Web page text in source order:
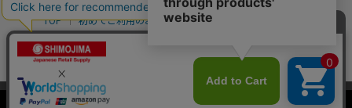
当サイトはクッキー（Cookie）を使用しています。Cookieの使用に同意いた
TOP 初めてご利用のお客様へ ご利用案内
個人情報保護方針
よくあるご質問
サイトマップ
WEBカタログ
Copyright© 2018 SHIMOJIMA Co.,Ltd. All Rights Reserved.